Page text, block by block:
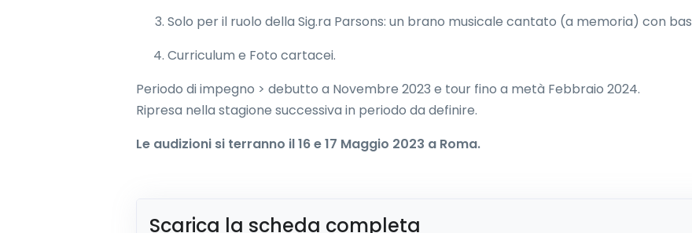
Solo per il ruolo della Sig.ra Parsons: un brano musicale cantato (a memoria) con
Curriculum e Foto cartacei.
Periodo di impegno > debutto a Novembre 2023 e tour fino a metà Febbraio 2024.
Ripresa nella stagione successiva in periodo da definire.
Le audizioni si terranno il 16 e 17 Maggio 2023 a Roma.
Scarica la scheda completa